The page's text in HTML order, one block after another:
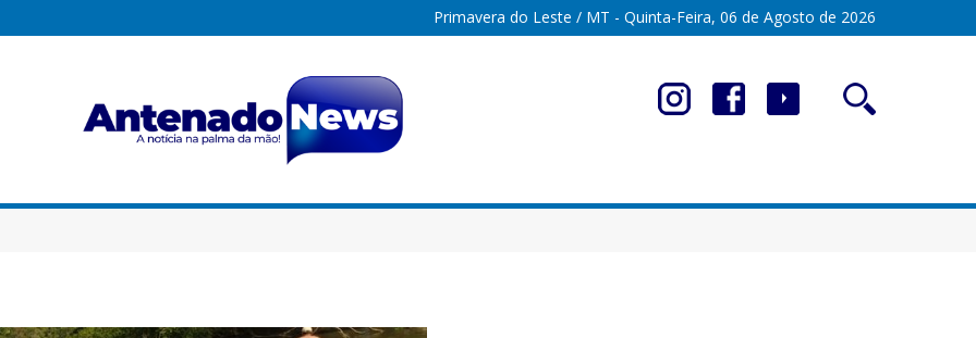
Primavera do Leste / MT - Quinta-Feira, 06 de Agosto de 2026